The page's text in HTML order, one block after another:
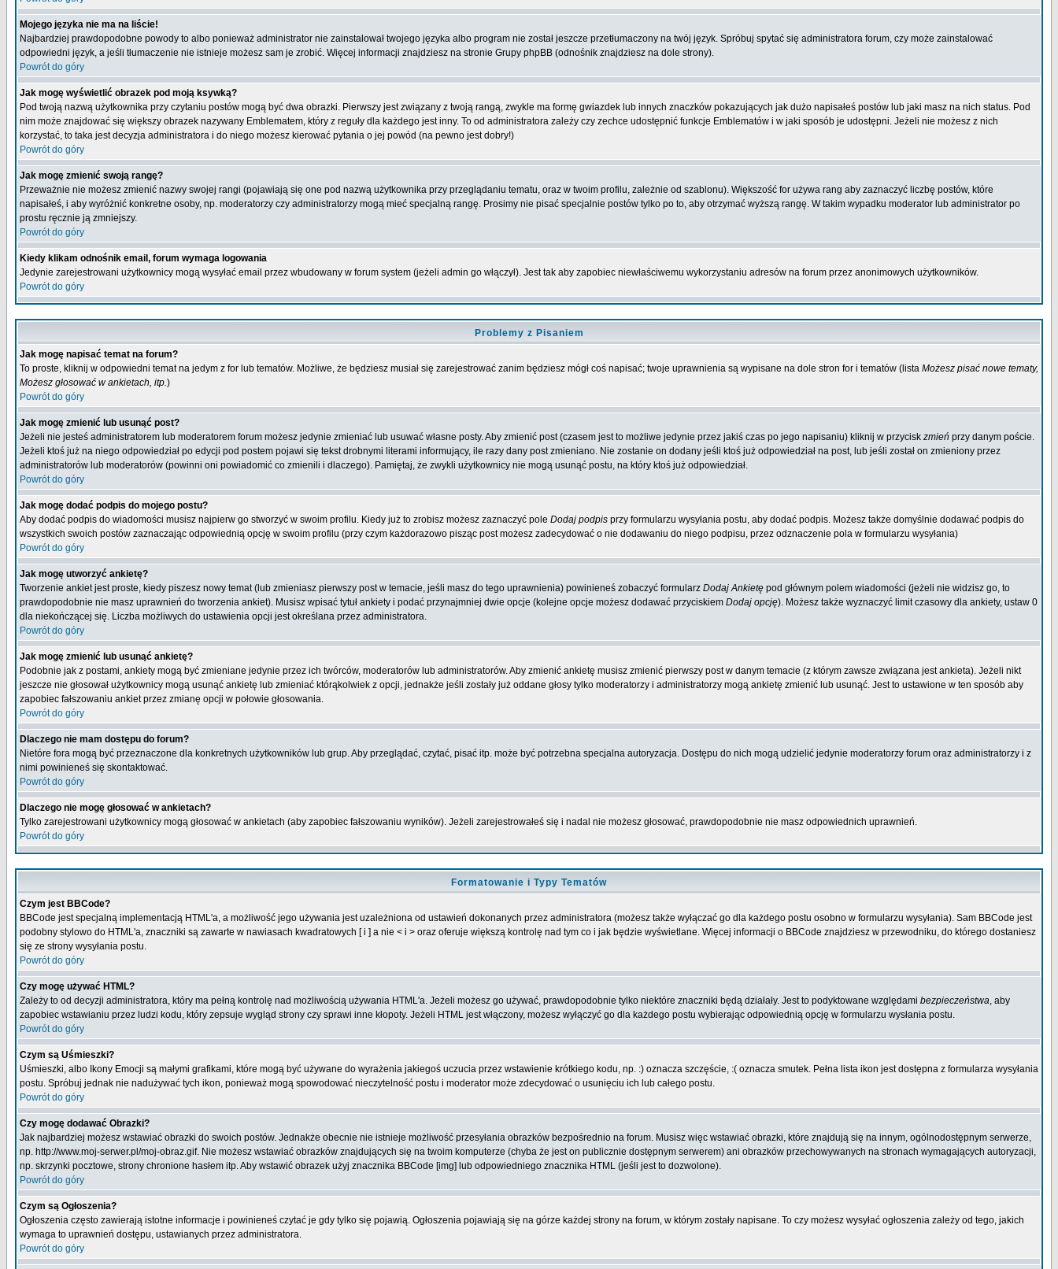
Mojego języka nie ma na liście!
Najbardziej prawdopodobne powody to albo ponieważ administrator nie zainstalował twojego języka albo program nie został jeszcze przetłumaczony na twój język. Spróbuj spytać się administratora forum, czy może zainstalować
odpowiedni język, a jeśli tłumaczenie nie istnieje możesz sam je zrobić. Więcej informacji znajdziesz na stronie Grupy phpBB (odnośnik znajdziesz na dole strony).
Powrót do góry
Jak mogę wyświetlić obrazek pod moją ksywką?
Pod twoją nazwą użytkownika przy czytaniu postów mogą być dwa obrazki. Pierwszy jest związany z twoją rangą, zwykle ma formę gwiazdek lub innych znaczków pokazujących jak dużo napisałeś postów lub jaki masz na nich status. Pod
nim może znajdować się większy obrazek nazywany Emblematem, który z reguły dla każdego jest inny. To od administratora zależy czy zechce udostępnić funkcje Emblematów i w jaki sposób je udostępni. Jeżeli nie możesz z nich
korzystać, to taka jest decyzja administratora i do niego możesz kierować pytania o jej powód (na pewno jest dobry!)
Powrót do góry
Jak mogę zmienić swoją rangę?
Przeważnie nie możesz zmienić nazwy swojej rangi (pojawiają się one pod nazwą użytkownika przy przeglądaniu tematu, oraz w twoim profilu, zależnie od szablonu). Większość for używa rang aby zaznaczyć liczbę postów, które
napisałeś, i aby wyróżnić konkretne osoby, np. moderatorzy czy administratorzy mogą mieć specjalną rangę. Prosimy nie pisać specjalnie postów tylko po to, aby otrzymać wyższą rangę. W takim wypadku moderator lub administrator po
prostu ręcznie ją zmniejszy.
Powrót do góry
Kiedy klikam odnośnik email, forum wymaga logowania
Jedynie zarejestrowani użytkownicy mogą wysyłać email przez wbudowany w forum system (jeżeli admin go włączył). Jest tak aby zapobiec niewłaściwemu wykorzystaniu adresów na forum przez anonimowych użytkowników.
Powrót do góry
Problemy z Pisaniem
Jak mogę napisać temat na forum?
To proste, kliknij w odpowiedni temat na jedym z for lub tematów. Możliwe, że będziesz musiał się zarejestrować zanim będziesz mógł coś napisać; twoje uprawnienia są wypisane na dole stron for i tematów (lista Możesz pisać nowe tematy,
Możesz głosować w ankietach, itp.)
Powrót do góry
Jak mogę zmienić lub usunąć post?
Jeżeli nie jesteś administratorem lub moderatorem forum możesz jedynie zmieniać lub usuwać własne posty. Aby zmienić post (czasem jest to możliwe jedynie przez jakiś czas po jego napisaniu) kliknij w przycisk zmień przy danym poście.
Jeżeli ktoś już na niego odpowiedział po edycji pod postem pojawi się tekst drobnymi literami informujący, ile razy dany post zmieniano. Nie zostanie on dodany jeśli ktoś już odpowiedział na post, lub jeśli został on zmieniony przez
administratorów lub moderatorów (powinni oni powiadomić co zmienili i dlaczego). Pamiętaj, że zwykli użytkownicy nie mogą usunąć postu, na który ktoś już odpowiedział.
Powrót do góry
Jak mogę dodać podpis do mojego postu?
Aby dodać podpis do wiadomości musisz najpierw go stworzyć w swoim profilu. Kiedy już to zrobisz możesz zaznaczyć pole Dodaj podpis przy formularzu wysyłania postu, aby dodać podpis. Możesz także domyślnie dodawać podpis do
wszystkich swoich postów zaznaczając odpowiednią opcję w swoim profilu (przy czym każdorazowo pisząc post możesz zadecydować o nie dodawaniu do niego podpisu, przez odznaczenie pola w formularzu wysyłania)
Powrót do góry
Jak mogę utworzyć ankietę?
Tworzenie ankiet jest proste, kiedy piszesz nowy temat (lub zmieniasz pierwszy post w temacie, jeśli masz do tego uprawnienia) powinieneś zobaczyć formularz Dodaj Ankietę pod głównym polem wiadomości (jeżeli nie widzisz go, to
prawdopodobnie nie masz uprawnień do tworzenia ankiet). Musisz wpisać tytuł ankiety i podać przynajmniej dwie opcje (kolejne opcje możesz dodawać przyciskiem Dodaj opcję). Możesz także wyznaczyć limit czasowy dla ankiety, ustaw 0
dla niekończącej się. Liczba możliwych do ustawienia opcji jest określana przez administratora.
Powrót do góry
Jak mogę zmienić lub usunąć ankietę?
Podobnie jak z postami, ankiety mogą być zmieniane jedynie przez ich twórców, moderatorów lub administratorów. Aby zmienić ankietę musisz zmienić pierwszy post w danym temacie (z którym zawsze związana jest ankieta). Jeżeli nikt
jeszcze nie głosował użytkownicy mogą usunąć ankietę lub zmieniać którąkolwiek z opcji, jednakże jeśli zostały już oddane głosy tylko moderatorzy i administratorzy mogą ankietę zmienić lub usunąć. Jest to ustawione w ten sposób aby
zapobiec fałszowaniu ankiet przez zmianę opcji w połowie głosowania.
Powrót do góry
Dlaczego nie mam dostępu do forum?
Nietóre fora mogą być przeznaczone dla konkretnych użytkowników lub grup. Aby przeglądać, czytać, pisać itp. może być potrzebna specjalna autoryzacja. Dostępu do nich mogą udzielić jedynie moderatorzy forum oraz administratorzy i z
nimi powinieneś się skontaktować.
Powrót do góry
Dlaczego nie mogę głosować w ankietach?
Tylko zarejestrowani użytkownicy mogą głosować w ankietach (aby zapobiec fałszowaniu wyników). Jeżeli zarejestrowałeś się i nadal nie możesz głosować, prawdopodobnie nie masz odpowiednich uprawnień.
Powrót do góry
Formatowanie i Typy Tematów
Czym jest BBCode?
BBCode jest specjalną implementacją HTML'a, a możliwość jego używania jest uzależniona od ustawień dokonanych przez administratora (możesz także wyłączać go dla każdego postu osobno w formularzu wysyłania). Sam BBCode jest
podobny stylowo do HTML'a, znaczniki są zawarte w nawiasach kwadratowych [ i ] a nie < i > oraz oferuje większą kontrolę nad tym co i jak będzie wyświetlane. Więcej informacji o BBCode znajdziesz w przewodniku, do którego dostaniesz
się ze strony wysyłania postu.
Powrót do góry
Czy mogę używać HTML?
Zależy to od decyzji administratora, który ma pełną kontrolę nad możliwością używania HTML'a. Jeżeli możesz go używać, prawdopodobnie tylko niektóre znaczniki będą działały. Jest to podyktowane względami bezpieczeństwa, aby
zapobiec wstawianiu przez ludzi kodu, który zepsuje wygląd strony czy sprawi inne kłopoty. Jeżeli HTML jest włączony, możesz wyłączyć go dla każdego postu wybierając odpowiednią opcję w formularzu wysłania postu.
Powrót do góry
Czym są Uśmieszki?
Uśmieszki, albo Ikony Emocji są małymi grafikami, które mogą być używane do wyrażenia jakiegoś uczucia przez wstawienie krótkiego kodu, np. :) oznacza szczęście, :( oznacza smutek. Pełna lista ikon jest dostępna z formularza wysyłania
postu. Spróbuj jednak nie nadużywać tych ikon, ponieważ mogą spowodować nieczytelność postu i moderator może zdecydować o usunięciu ich lub całego postu.
Powrót do góry
Czy mogę dodawać Obrazki?
Jak najbardziej możesz wstawiać obrazki do swoich postów. Jednakże obecnie nie istnieje możliwość przesyłania obrazków bezpośrednio na forum. Musisz więc wstawiać obrazki, które znajdują się na innym, ogólnodostępnym serwerze,
np. http://www.moj-serwer.pl/moj-obraz.gif. Nie możesz wstawiać obrazków znajdujących się na twoim komputerze (chyba że jest on publicznie dostępnym serwerem) ani obrazków przechowywanych na stronach wymagających autoryzacji,
np. skrzynki pocztowe, strony chronione hasłem itp. Aby wstawić obrazek użyj znacznika BBCode [img] lub odpowiedniego znacznika HTML (jeśli jest to dozwolone).
Powrót do góry
Czym są Ogłoszenia?
Ogłoszenia często zawierają istotne informacje i powinieneś czytać je gdy tylko się pojawią. Ogłoszenia pojawiają się na górze każdej strony na forum, w którym zostały napisane. To czy możesz wysyłać ogłoszenia zależy od tego, jakich
wymaga to uprawnień dostępu, ustawianych przez administratora.
Powrót do góry